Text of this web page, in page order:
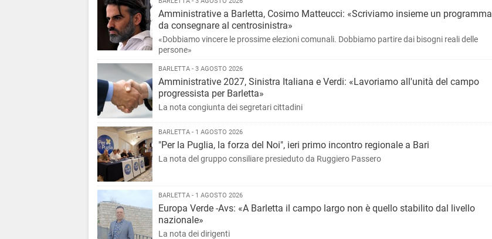
Amministrative a Barletta, Cosimo Matteucci: «Scriviamo insieme un programma
da consegnare al centrosinistra»
«Dobbiamo vincere le prossime elezioni comunali. Dobbiamo partire dai bisogni reali delle
persone»
BARLETTA - 3 AGOSTO 2026
Amministrative 2027, Sinistra Italiana e Verdi: «Lavoriamo all'unità del campo
progressista per Barletta»
La nota congiunta dei segretari cittadini
BARLETTA - 1 AGOSTO 2026
"Per la Puglia, la forza del Noi", ieri primo incontro regionale a Bari
La nota del gruppo consiliare presieduto da Ruggiero Passero
BARLETTA - 1 AGOSTO 2026
Europa Verde -Avs: «A Barletta il campo largo non è quello stabilito dal livello
nazionale»
La nota dei dirigenti